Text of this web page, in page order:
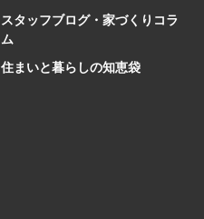
スタッフブログ・家づくりコラ
ム
住まいと暮らしの知恵袋